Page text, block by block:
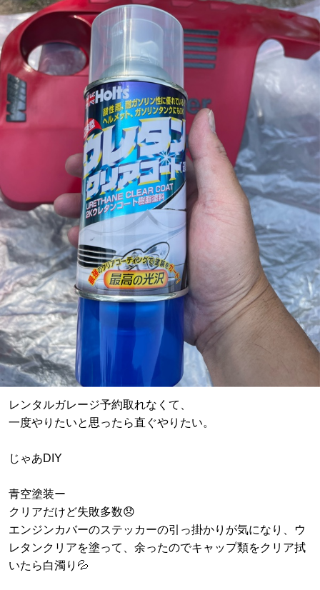
レンタルガレージ予約取れなくて、
一度やりたいと思ったら直ぐやりたい。
じゃあDIY
青空塗装ー
クリアだけど失敗多数😞
エンジンカバーのステッカーの引っ掛かりが気になり、ウ
レタンクリアを塗って、余ったのでキャップ類をクリア拭
いたら白濁り💦